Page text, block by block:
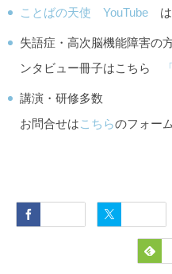
ことばの天使 YouTube
失語症・高次脳機能障害の
ンタビュー冊子はこちら
講演・研修多数
お問合せはこちらのフォー